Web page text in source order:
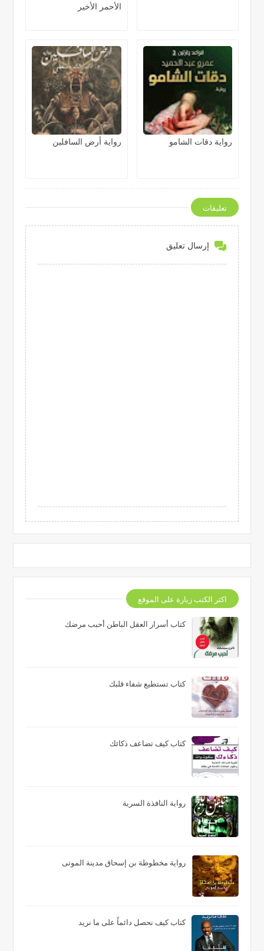
الأحمر الأخير
رواية دقات الشامو رواية أرض السافلين
تعليقات
إرسال تعليق
اكثر الكتب زيارة على الموقع
كتاب أسرار العقل الباطن أحبب مرضك
كتاب تستطيع شفاء قلبك
كتاب كيف تضاعف ذكائك
رواية النافذة السرية
رواية مخطوطة بن إسحاق مدينة الموتى
كتاب كيف نحصل دائماً على ما نريد